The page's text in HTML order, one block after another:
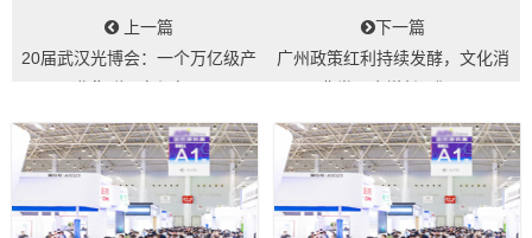
上一篇
20届武汉光博会：一个万亿级产
下一篇
广州政策红利持续发酵，文化消